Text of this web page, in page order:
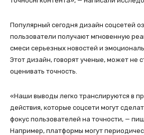
Популярный сегодня дизайн соцсетей
пользователи получают мгновенную
смеси серьезных новостей и
Этот дизайн, говорят ученые, может не
оценивать точность.
«Наши выводы легко транслируются в
действия, которые соцсети могут
фокус пользователей на точности, —
Например, платформы могут